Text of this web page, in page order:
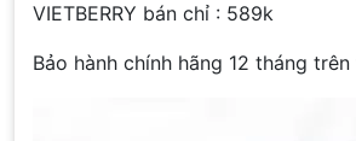
VIETBERRY bán chỉ : 589k
Bảo hành chính hãng 12 tháng